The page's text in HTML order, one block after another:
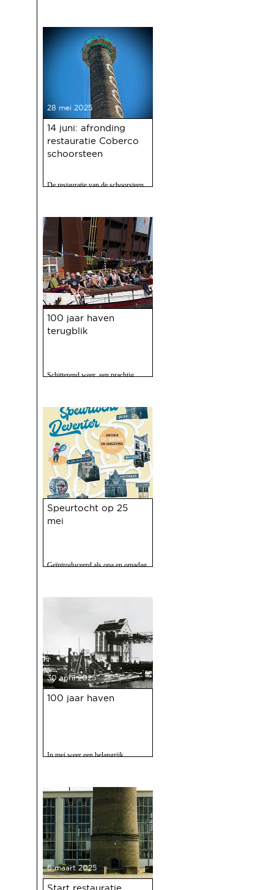
28 mei 2025
14 juni: afronding
restauratie Coberco
schoorsteen
De restauratie van de schoorsteen
21 mei 2025
100 jaar haven
terugblik
Schitterend weer, een prachtig
op 10 mei jl. van 100 jaar Haven
was een ongekend succes.
13 mei 2025
Speurtocht op 25
mei
Geïntroduceerd als opa en omadag
30 april 2025
100 jaar haven
In mei weer een belangrijk
haven 100 jaar bestaat.
6 maart 2025
Start restauratie